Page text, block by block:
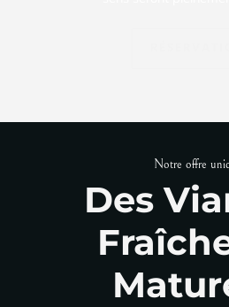
Notre offre
Des